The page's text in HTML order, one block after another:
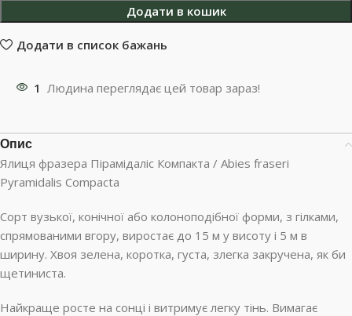
Додати в кошик
Додати в список бажань
1 Людина переглядає цей товар зараз!
Опис
Ялиця фразера Пірамідаліс Компакта / Abies fraseri
Pyramidalis Compacta
Сорт вузької, конічної або колоноподібної форми, з гілками,
спрямованими вгору, виростає до 15 м у висоту і 5 м в
ширину. Хвоя зелена, коротка, густа, злегка закручена, як би
щетиниста.
Найкраще росте на сонці і витримує легку тінь. Вимагає